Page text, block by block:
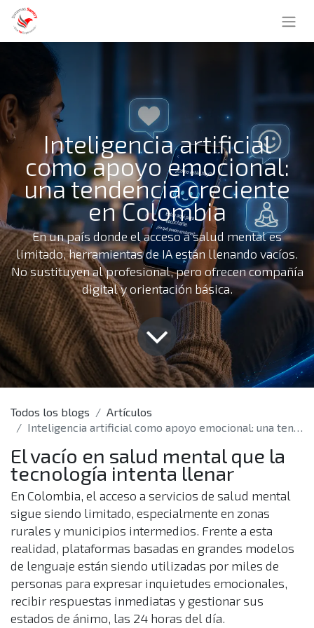
Inteligencia artificial
como apoyo emocional:
una tendencia creciente
en Colombia
En un país donde el acceso a salud mental es
limitado, herramientas de IA están llenando vacíos.
No sustituyen al profesional, pero ofrecen compañía
digital y orientación básica.
Todos los blogs
Artículos
Inteligencia artificial como apoyo emocional: una tendencia creciente en Colombia
El vacío en salud mental que la
tecnología intenta llenar
En Colombia, el acceso a servicios de salud mental
sigue siendo limitado, especialmente en zonas
rurales y municipios intermedios. Frente a esta
realidad, plataformas basadas en grandes modelos
de lenguaje están siendo utilizadas por miles de
personas para expresar inquietudes emocionales,
recibir respuestas inmediatas y gestionar sus
estados de ánimo, las 24 horas del día.